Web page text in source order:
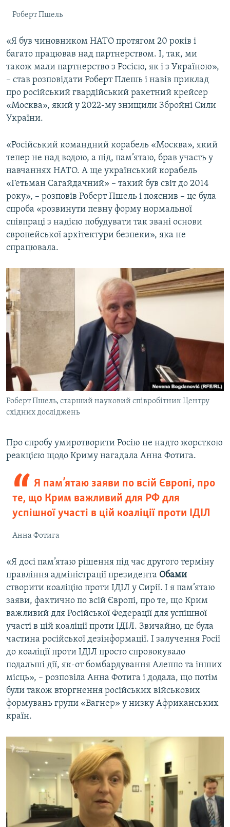
Роберт Пшель
«Я був чиновником НАТО протягом 20 років і
багато працював над партнерством. І, так, ми
також мали партнерство з Росією, як і з Україною»,
– став розповідати Роберт Плешь і навів приклад
про російський гвардійський ракетний крейсер
«Москва», який у 2022-му знищили Збройні Сили
України.
«Російський командний корабель «Москва», який
тепер не над водою, а під, пам’ятаю, брав участь у
навчаннях НАТО. А ще український корабель
«Гетьман Сагайдачний» – такий був світ до 2014
року», – розповів Роберт Пшель і пояснив – це була
спроба «розвинути певну форму нормальної
співпраці з надією побудувати так звані основи
європейської архітектури безпеки», яка не
спрацювала.
Роберт Пшель, старший науковий співробітник Центру
східних досліджень
Про спробу умиротворити Росію не надто жорсткою
реакцією щодо Криму нагадала Анна Фотига.
Я пам’ятаю заяви по всій Європі, про
те, що Крим важливий для РФ для
успішної участі в цій коаліції проти ІДІЛ
Анна Фотига
«Я досі пам’ятаю рішення під час другого терміну
правління адміністрації президента Обами
створити коаліцію проти ІДІЛ у Сирії. І я пам’ятаю
заяви, фактично по всій Європі, про те, що Крим
важливий для Російської Федерації для успішної
участі в цій коаліції проти ІДІЛ. Звичайно, це була
частина російської дезінформації. І залучення Росії
до коаліції проти ІДІЛ просто спровокувало
подальші дії, як-от бомбардування Алеппо та інших
місць», – розповіла Анна Фотига і додала, що потім
були також вторгнення російських військових
формувань групи «Вагнер» у низку Африканських
країн.